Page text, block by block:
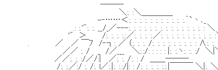
―――
＼:. :＼＿＿＿＿
-‐……＜:. :. :. :. :. :. :. :. :. :. :.｀`丶､_
.: :.'":. :. __/_／---:. :. :. :. :. :. :. :. :. :. :. :. :. :. : ＼
'" ＞ /:. :. :. :.:／:. :. :. :.／:. :. :. :. :. :. :. :. :. :. :
. ／ ／ ￣ﾌ /‐┐: ／ （:. :. :. /:. :. :. :. :. :. :. :. : ∧:. :.
／／ :. / _ /／___ ＼:.:/: : : : : |:. :.ヽ:. :. :/ ＼|
／／:. :. :/／/:| ／:. :. /:. : / ＿＿―――
/:. :.／:/ :. /:. l／:.|:. :.:/|: : /:. :. :. :. :.:.|￣￣￣ ＼|:. ＼